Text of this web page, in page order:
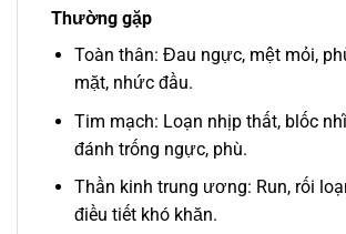
Thường gặp
Toàn thân: Đau ngực, mệt mỏi,
mặt, nhức đầu.
Tim mạch: Loạn nhịp thất, blốc
đánh trống ngực, phù.
Thần kinh trung ương: Run, rối
điều tiết khó khăn.